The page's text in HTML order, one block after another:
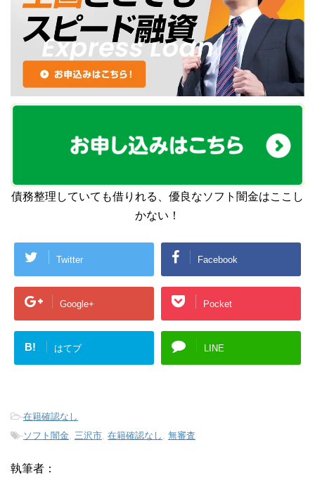
債務整理していても借りれる、優良なソフト闇金はここし
かない！
Twitter Facebook
Google+ Pocket
B! はてブ LINE
-在籍確認なし
-ソフト闇金, 三沢市, 在籍確認なし , 無審査
執筆者：